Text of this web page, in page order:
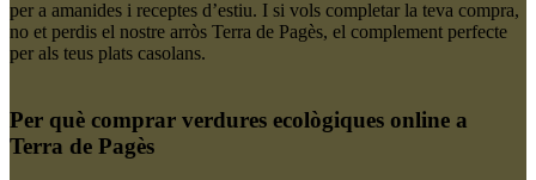
per a amanides i receptes d’estiu. I si vols completar la teva compra,
no et perdis el nostre arròs Terra de Pagès, el complement perfecte
per als teus plats casolans.
Per què comprar verdures ecològiques online a
Terra de Pagès